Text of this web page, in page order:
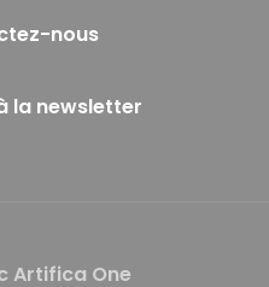
nous
la newsletter
Artifica One